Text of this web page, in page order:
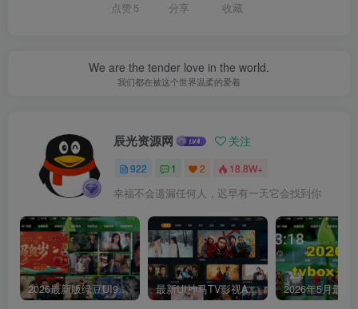
点赞 5 分享 收藏
We are the tender love in the world.
我们都在被这个世界温柔的爱着
辰光资源网 关注
922 1 2 18.8W+
幸福不会遗漏任何人，迟早有一天它会找到你
2026最新版绿豆UI9双端影视APP源码 最新UI神马TV影视APP源码 乐檬影视苹果CMS后台 包含前后端源码